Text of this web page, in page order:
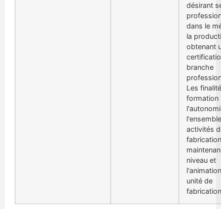
désirant
dans le
la
obtenant
branche
Les
formation
activités
niveau et
unité de